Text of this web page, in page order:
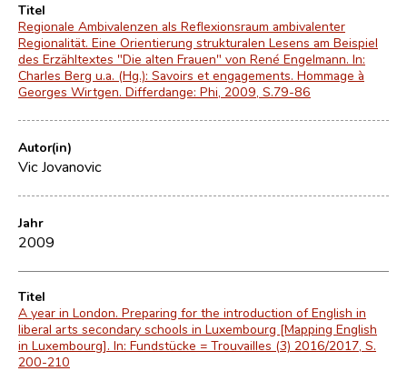
Titel
Regionale Ambivalenzen als Reflexionsraum ambivalenter
Regionalität. Eine Orientierung strukturalen Lesens am Beispiel
des Erzähltextes "Die alten Frauen" von René Engelmann. In:
Charles Berg u.a. (Hg.): Savoirs et engagements. Hommage à
Georges Wirtgen. Differdange: Phi, 2009, S.79-86
Autor(in)
Vic Jovanovic
Jahr
2009
Titel
A year in London. Preparing for the introduction of English in
liberal arts secondary schools in Luxembourg [Mapping English
in Luxembourg]. In: Fundstücke = Trouvailles (3) 2016/2017, S.
200-210